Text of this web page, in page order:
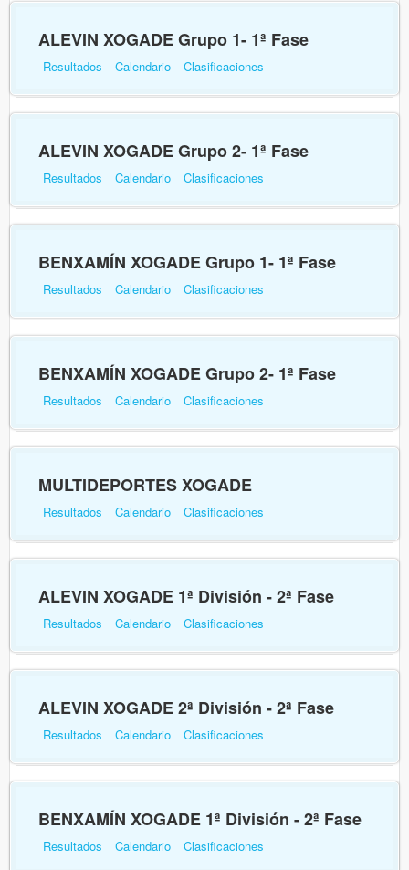
ALEVIN XOGADE Grupo 1- 1ª Fase
Resultados Calendario Clasificaciones
ALEVIN XOGADE Grupo 2- 1ª Fase
Resultados Calendario Clasificaciones
BENXAMÍN XOGADE Grupo 1- 1ª Fase
Resultados Calendario Clasificaciones
BENXAMÍN XOGADE Grupo 2- 1ª Fase
Resultados Calendario Clasificaciones
MULTIDEPORTES XOGADE
Resultados Calendario Clasificaciones
ALEVIN XOGADE 1ª División - 2ª Fase
Resultados Calendario Clasificaciones
ALEVIN XOGADE 2ª División - 2ª Fase
Resultados Calendario Clasificaciones
BENXAMÍN XOGADE 1ª División - 2ª Fase
Resultados Calendario Clasificaciones